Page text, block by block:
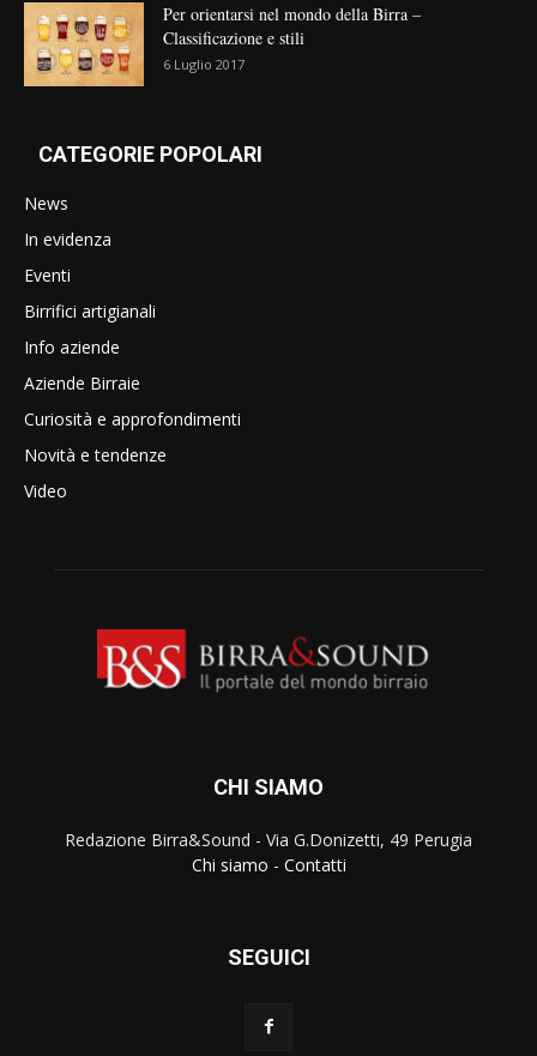
Per orientarsi nel mondo della Birra –
Classificazione e stili
6 Luglio 2017
CATEGORIE POPOLARI
News
In evidenza
Eventi
Birrifici artigianali
Info aziende
Aziende Birraie
Curiosità e approfondimenti
Novità e tendenze
Video
CHI SIAMO
Redazione Birra&Sound - Via G.Donizetti, 49 Perugia
Chi siamo - Contatti
SEGUICI